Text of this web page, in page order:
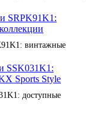
винтажные
доступные